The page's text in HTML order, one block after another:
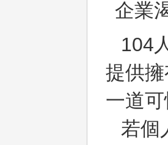
企業
104
提供
一道
若個